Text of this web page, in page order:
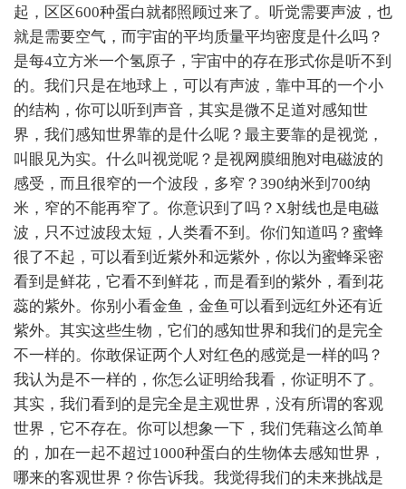
起，区区600种蛋白就都照顾过来了。听觉需要声波，也
就是需要空气，而宇宙的平均质量平均密度是什么吗？
是每4立方米一个氢原子，宇宙中的存在形式你是听不到
的。我们只是在地球上，可以有声波，靠中耳的一个小
的结构，你可以听到声音，其实是微不足道对感知世
界，我们感知世界靠的是什么呢？最主要靠的是视觉，
叫眼见为实。什么叫视觉呢？是视网膜细胞对电磁波的
感受，而且很窄的一个波段，多窄？390纳米到700纳
米，窄的不能再窄了。你意识到了吗？X射线也是电磁
波，只不过波段太短，人类看不到。你们知道吗？蜜蜂
很了不起，可以看到近紫外和远紫外，你以为蜜蜂采密
看到是鲜花，它看不到鲜花，而是看到的紫外，看到花
蕊的紫外。你别小看金鱼，金鱼可以看到远红外还有近
紫外。其实这些生物，它们的感知世界和我们的是完全
不一样的。你敢保证两个人对红色的感觉是一样的吗？
我认为是不一样的，你怎么证明给我看，你证明不了。
其实，我们看到的是完全是主观世界，没有所谓的客观
世界，它不存在。你可以想象一下，我们凭藉这么简单
的，加在一起不超过1000种蛋白的生物体去感知世界，
哪来的客观世界？你告诉我。我觉得我们的未来挑战是